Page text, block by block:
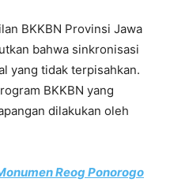
BKKBN Provinsi Jawa
bahwa sinkronisasi
yang tidak terpisahkan.
BKKBN yang
dilakukan oleh
Reog Ponorogo